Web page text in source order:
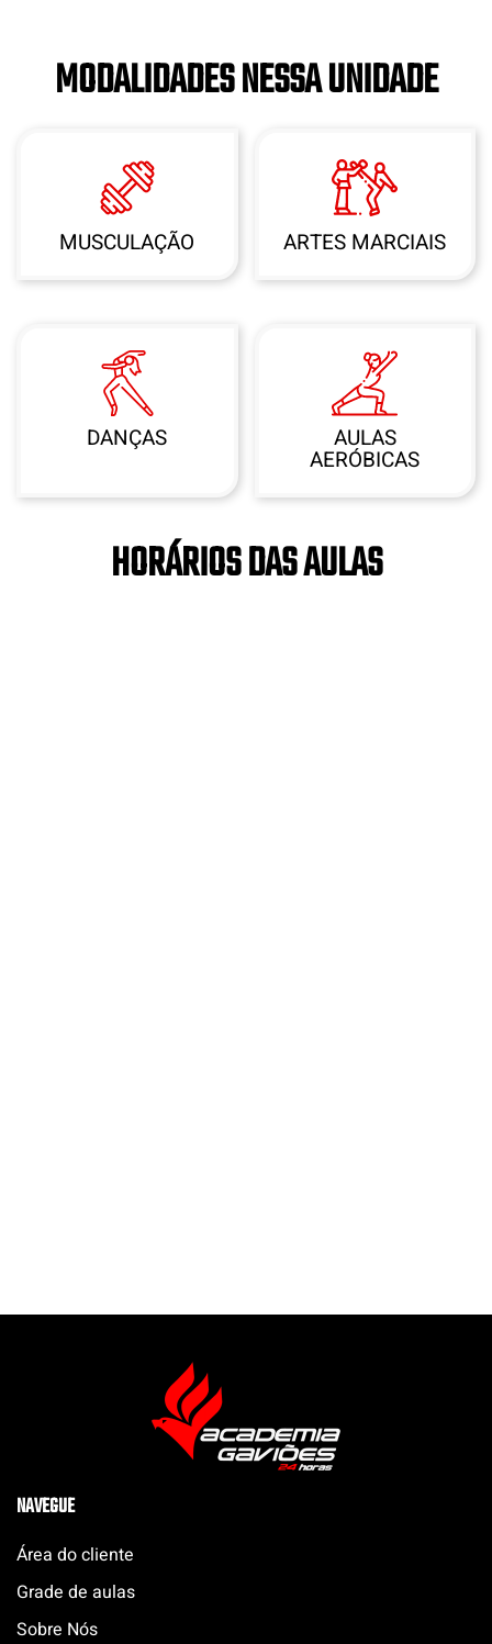
MODALIDADES NESSA UNIDADE
MUSCULAÇÃO ARTES MARCIAIS
DANÇAS AULAS
AERÓBICAS
HORÁRIOS DAS AULAS
NAVEGUE
Área do cliente
Grade de aulas
Sobre Nós